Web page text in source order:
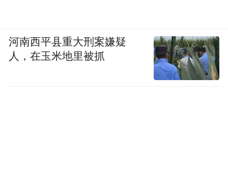
河南西平县重大刑案嫌疑
人，在玉米地里被抓